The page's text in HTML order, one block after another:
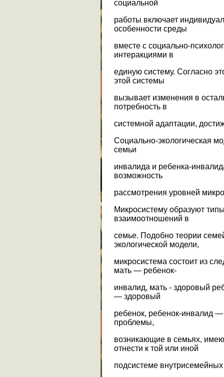
социальной
работы включает
особенности среды
вместе с социально-
интеракциями в
единую систему. Согласно
этой системы
вызывает изменения в
потребность в
системной адаптации,
Социально-экологическая
семьи
инвалида и ребенка-
возможность
рассмотрения уровней
Микросистему образуют
взаимоотношений в
семье. Подобно теории
экологической модели,
микросистема состоит из
мать — ребенок-
инвалид, мать - здоровый
— здоровый
ребенок, ребенок-инвалид
проблемы,
возникающие в семьях,
отнести к той или иной
подсистеме внутрисемейных